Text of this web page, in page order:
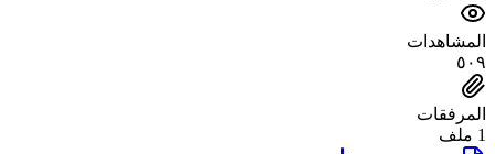
المشاهدات
٥٠٩
المرفقات
1 ملف